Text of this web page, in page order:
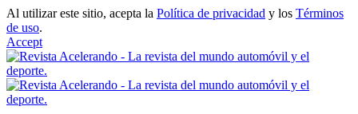
Al utilizar este sitio, acepta la Política de privacidad y los Términos
de uso.
Accept